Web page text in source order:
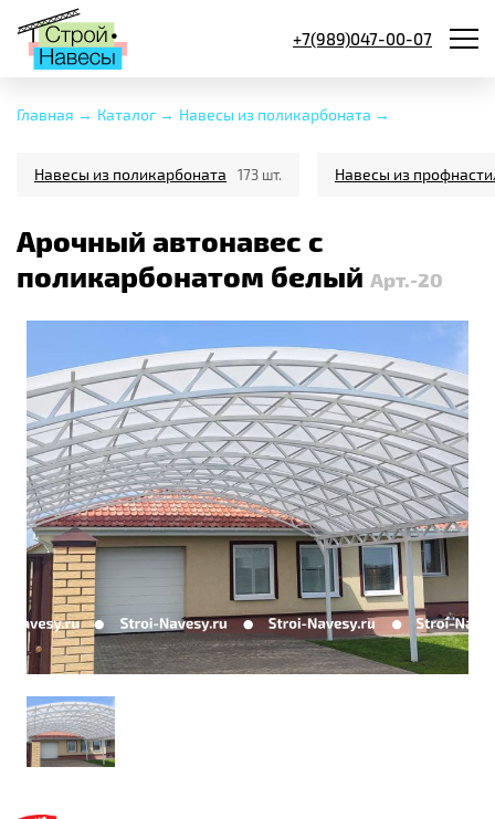
+7(989)047-00-07
Главная → Каталог → Навесы из поликарбоната →
Навесы из поликарбоната 173 шт. Навесы из
Арочный автонавес с
поликарбонатом белый Арт.-20